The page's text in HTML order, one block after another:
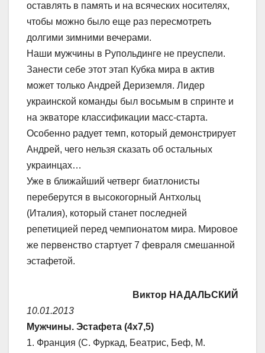
оставлять в память и на всяческих носителях,
чтобы можно было еще раз пересмотреть
долгими зимними вечерами.
Наши мужчины в Рупольдинге не преуспели.
Занести себе этот этап Кубка мира в актив
может только Андрей Дериземля. Лидер
украинской команды был восьмым в спринте и
на экваторе классификации масс-старта.
Особенно радует темп, который демонстрирует
Андрей, чего нельзя сказать об остальных
украинцах…
Уже в ближайший четверг биатлонисты
переберутся в высокогорный Антхольц
(Италия), который станет последней
репетицией перед чемпионатом мира. Мировое
же первенство стартует 7 февраля смешанной
эстафетой.
Виктор НАДАЛЬСКИЙ
10.01.2013
Мужчины. Эстафета (4х7,5)
1. Франция (С. Фуркад, Беатрис, Беф, М.